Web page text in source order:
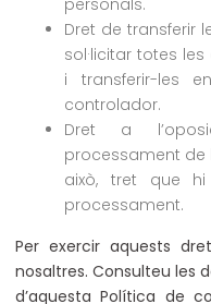
Dret de transferir
sol·licitar totes
i transferir-les
controlador.
Dret a
processament de
això, tret que
processament.
Per exercir aquests
nosaltres. Consulteu les
d’aquesta Política de